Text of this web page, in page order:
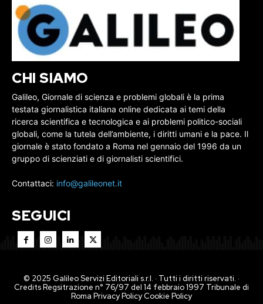
CHI SIAMO
Galileo, Giornale di scienza e problemi globali è la prima
testata giornalistica italiana online dedicata ai temi della
ricerca scientifica e tecnologica e ai problemi politico-sociali
globali, come la tutela dell’ambiente, i diritti umani e la pace. Il
giornale è stato fondato a Roma nel gennaio del 1996 da un
gruppo di scienziati e di giornalisti scientifici.
Contattaci: info@galileonet.it
SEGUICI
© 2025 Galileo Servizi Editoriali s.r.l. · Tutti i diritti riservati. ·
Credits Regsitrazione n° 76/97 del 14 febbraio 1997 Tribunale di
Roma Privacy PolicyCookie Policy